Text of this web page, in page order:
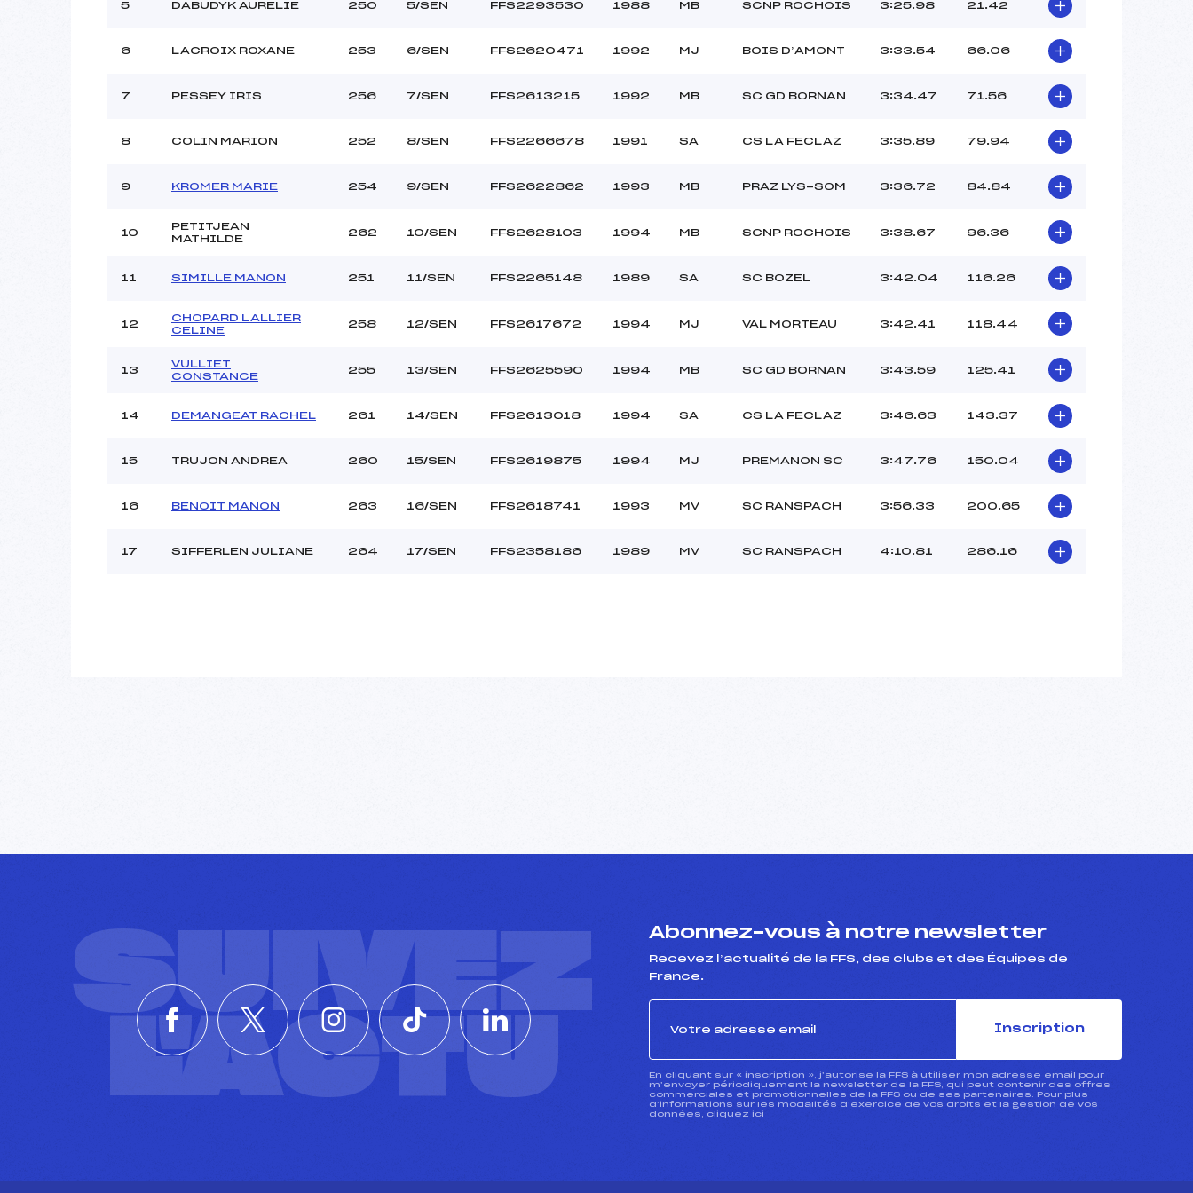
5 DABUDYK AURELIE 250 5/SEN FFS2293530 1988 MB SCNP ROCHOIS 3:25.98 21.42
6 LACROIX ROXANE 253 6/SEN FFS2620471 1992 MJ BOIS D’AMONT 3:33.54 66.06
7 PESSEY IRIS 256 7/SEN FFS2613215 1992 MB SC GD BORNAN 3:34.47 71.56
8 COLIN MARION 252 8/SEN FFS2266678 1991 SA CS LA FECLAZ 3:35.89 79.94
9 KROMER MARIE 254 9/SEN FFS2622862 1993 MB PRAZ LYS-SOM 3:36.72 84.84
10
PETITJEAN
MATHILDE
262 10/SEN FFS2628103 1994 MB SCNP ROCHOIS 3:38.67 96.36
11 SIMILLE MANON 251 11/SEN FFS2265148 1989 SA SC BOZEL 3:42.04 116.26
12
CHOPARD LALLIER
CELINE
258 12/SEN FFS2617672 1994 MJ VAL MORTEAU 3:42.41 118.44
13
VULLIET
CONSTANCE
255 13/SEN FFS2625590 1994 MB SC GD BORNAN 3:43.59 125.41
14 DEMANGEAT RACHEL 261 14/SEN FFS2613018 1994 SA CS LA FECLAZ 3:46.63 143.37
15 TRUJON ANDREA 260 15/SEN FFS2619875 1994 MJ PREMANON SC 3:47.76 150.04
16 BENOIT MANON 263 16/SEN FFS2618741 1993 MV SC RANSPACH 3:56.33 200.65
17 SIFFERLEN JULIANE 264 17/SEN FFS2358186 1989 MV SC RANSPACH 4:10.81 286.16
SUIVEZ
L'ACTU
Abonnez-vous à notre newsletter
Recevez l’actualité de la FFS, des clubs et des Équipes de
France.
Inscription
En cliquant sur « inscription », j’autorise la FFS à utiliser mon adresse email pour
m’envoyer périodiquement la newsletter de la FFS, qui peut contenir des offres
commerciales et promotionnelles de la FFS ou de ses partenaires. Pour plus
d’informations sur les modalités d’exercice de vos droits et la gestion de vos
données, cliquez ici